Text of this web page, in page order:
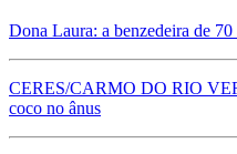
Dona Laura: a benzedeira de 70
CERES/CARMO DO RIO
coco no ânus